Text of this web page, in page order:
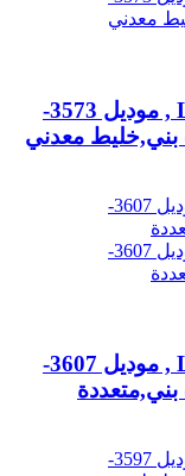
نظارة شمسية,ماركة LINEA ROMA , موديل 3573-
نظارة شمسية,ماركة LINEA ROMA , موديل 3607-